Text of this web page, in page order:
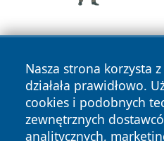
Nasza strona korzysta
działała prawidłowo.
cookies i podobnych
zewnętrznych
analitycznych,
Copyright © 2026
zastrzeżone.